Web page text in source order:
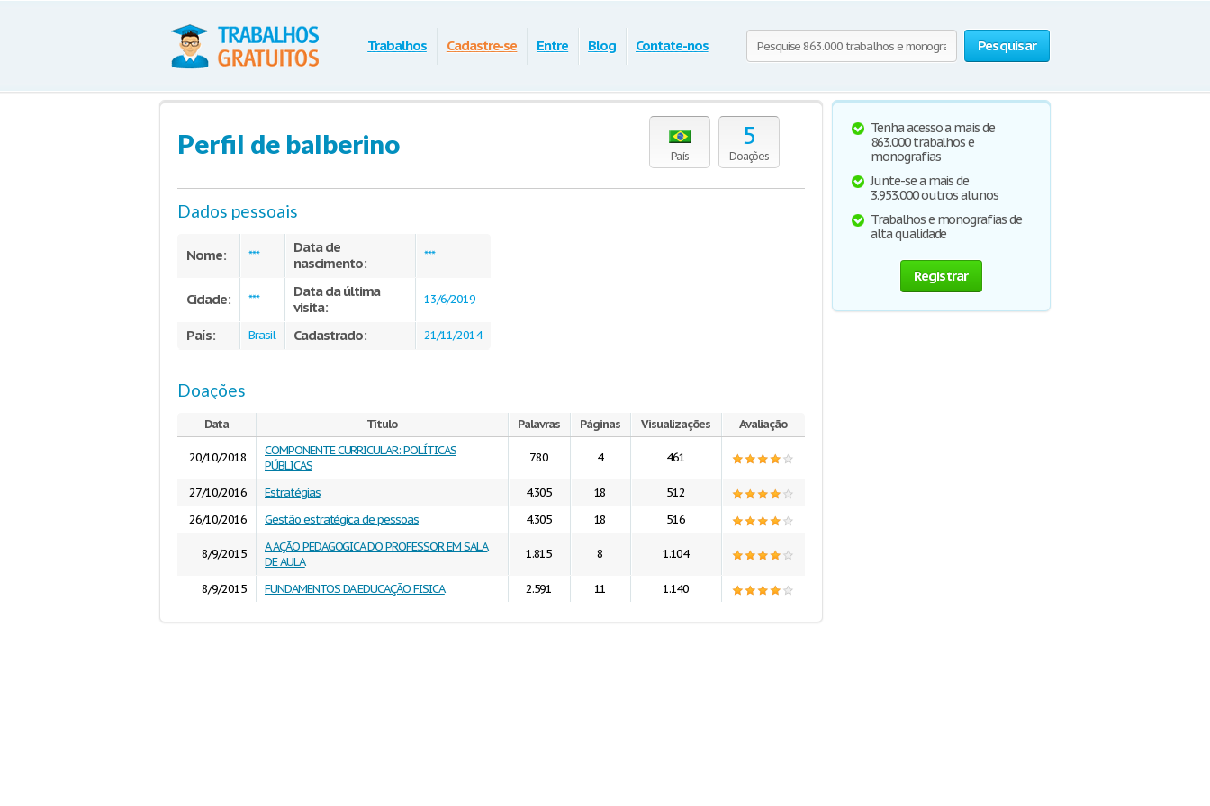
Pesquisar
Trabalhos Cadastre-se Entre Blog Contate-nos
País
5
Doações
Perfil de balberino
Dados pessoais
Nome: ***
Data de
nascimento:
***
Cidade: ***
Data da última
visita:
13/6/2019
País: Brasil Cadastrado: 21/11/2014
Doações
Data Título Palavras Páginas Visualizações Avaliação
20/10/2018
COMPONENTE CURRICULAR: POLÍTICAS
PÚBLICAS
780 4 461
27/10/2016 Estratégias 4.305 18
512
26/10/2016
Gestão estratégica de pessoas 4.305 18 516
8/9/2015
A AÇÃO PEDAGOGICA DO PROFESSOR EM SALA
DE AULA
1.815 8 1.104
8/9/2015 FUNDAMENTOS DA EDUCAÇÃO FISICA 2.591 11 1.140
Tenha acesso a mais de
863.000 trabalhos e
monografias
Junte-se a mais de
3.953.000 outros alunos
Trabalhos e monografias de
alta qualidade
Registrar